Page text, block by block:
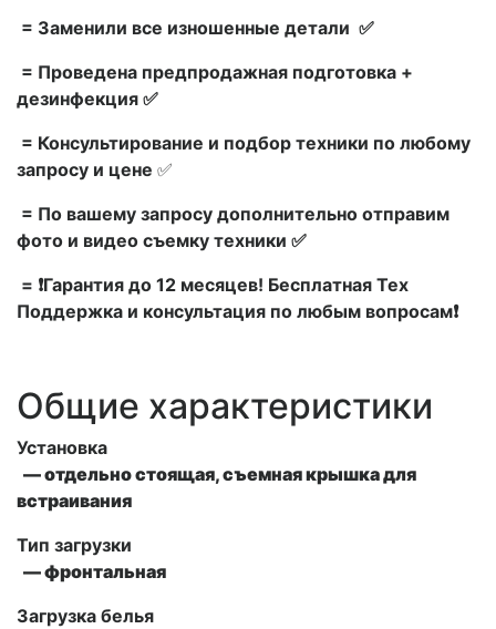
= Заменили все изношенные детали ✅
= Проведена предпродажная подготовка +
дезинфекция ✅
= Консультирование и подбор техники по любому
запросу и цене ✅
= По вашему запросу дополнительно отправим
фото и видео съемку техники ✅
= ❗Гарантия до 12 месяцев! Бесплатная Тех
Поддержка и консультация по любым вопросам❗
Общие характеристики
Установка
— отдельно стоящая, съемная крышка для
встраивания
Тип загрузки
— фронтальная
Загрузка белья